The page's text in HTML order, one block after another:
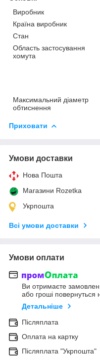
Виробник
Країна виробник
Стан
Область застосування
хомута
Максимальний діаметр
обтиснення
Приховати
Умови доставки
Нова Пошта
Магазини Rozetka
Укрпошта
Всі умови доставки
Умови оплати
Ви отримаєте
або гроші повернуться
Детальніше
Післяплата
Оплата на картку
Післяплата "Укрпошта"